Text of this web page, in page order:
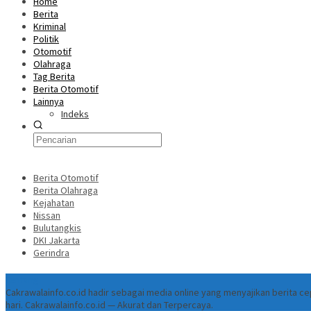
Berita
Kriminal
Politik
Otomotif
Olahraga
Tag Berita
Berita Otomotif
Lainnya
Indeks
Berita Otomotif
Berita Olahraga
Kejahatan
Nissan
Bulutangkis
DKI Jakarta
Gerindra
Cakrawalainfo.co.id hadir sebagai media online yang menyajikan berita
hari. Cakrawalainfo.co.id — Akurat dan Terpercaya.